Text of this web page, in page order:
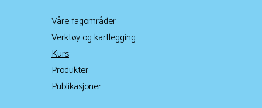
Våre fagområder
Verktøy og kartlegging
Kurs
Produkter
Publikasjoner